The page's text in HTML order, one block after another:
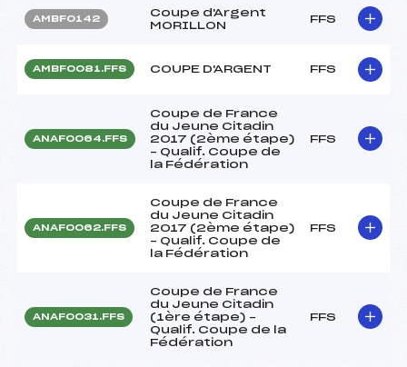
AMBF0142
Coupe d'Argent
MORILLON
FFS
AMBF0081.FFS COUPE D'ARGENT FFS
ANAF0064.FFS
Coupe de France
du Jeune Citadin
2017 (2ème étape)
– Qualif. Coupe de
la Fédération
FFS
ANAF0062.FFS
Coupe de France
du Jeune Citadin
2017 (2ème étape)
– Qualif. Coupe de
la Fédération
FFS
ANAF0031.FFS
Coupe de France
du Jeune Citadin
(1ère étape) –
Qualif. Coupe de la
Fédération
FFS